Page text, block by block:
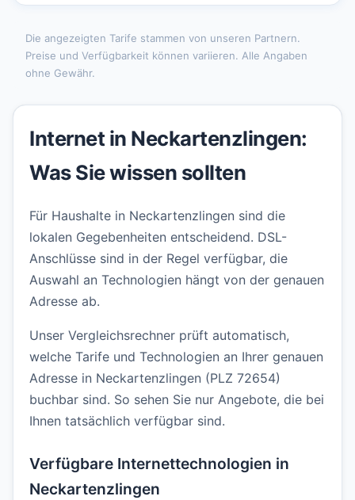
Die angezeigten Tarife stammen von unseren Partnern.
Preise und Verfügbarkeit können variieren. Alle Angaben
ohne Gewähr.
Internet in Neckartenzlingen:
Was Sie wissen sollten
Für Haushalte in Neckartenzlingen sind die
lokalen Gegebenheiten entscheidend. DSL-
Anschlüsse sind in der Regel verfügbar, die
Auswahl an Technologien hängt von der genauen
Adresse ab.
Unser Vergleichsrechner prüft automatisch,
welche Tarife und Technologien an Ihrer genauen
Adresse in Neckartenzlingen (PLZ 72654)
buchbar sind. So sehen Sie nur Angebote, die bei
Ihnen tatsächlich verfügbar sind.
Verfügbare Internettechnologien in
Neckartenzlingen